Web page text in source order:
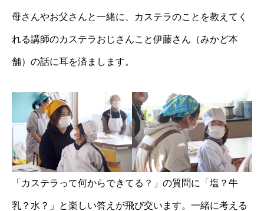
母さんやお父さんと一緒に、カステラのことを教えてく
れる講師のカステラおじさんこと伊藤さん（みかど本
舗）の話に耳を済まします。
「カステラって何からできてる？」の質問に「塩？牛
乳？水？」と楽しい答えが飛び交います。一緒に考える